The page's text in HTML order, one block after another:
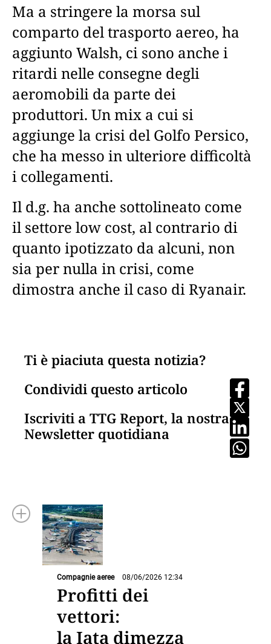
Ma a stringere la morsa sul
comparto del trasporto aereo, ha
aggiunto Walsh, ci sono anche i
ritardi nelle consegne degli
aeromobili da parte dei
produttori. Un mix a cui si
aggiunge la crisi del Golfo Persico,
che ha messo in ulteriore difficoltà
i collegamenti.
Il d.g. ha anche sottolineato come
il settore low cost, al contrario di
quanto ipotizzato da alcuni, non
sia per nulla in crisi, come
dimostra anche il caso di Ryanair.
Ti è piaciuta questa notizia?
Condividi questo articolo
Iscriviti a TTG Report, la nostra
Newsletter quotidiana
Compagnie aeree 08/06/2026 12:34
Profitti dei
vettori:
la Iata dimezza